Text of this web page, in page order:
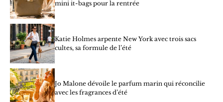
mini it-bags pour la rentrée
Katie Holmes arpente New York avec trois sacs
cultes, sa formule de l’été
Jo Malone dévoile le parfum marin qui réconcilie
avec les fragrances d’été